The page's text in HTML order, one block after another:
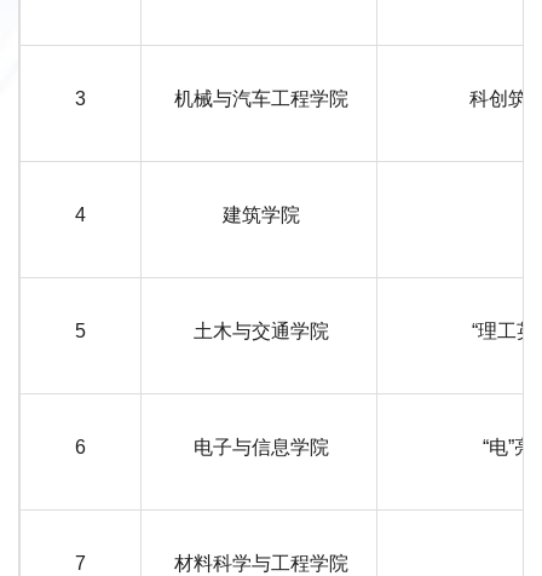
3 机械与汽车工程学院 科创筑
4 建筑学院
5 土木与交通学院 “理工
6 电子与信息学院 “电”
7 材料科学与工程学院